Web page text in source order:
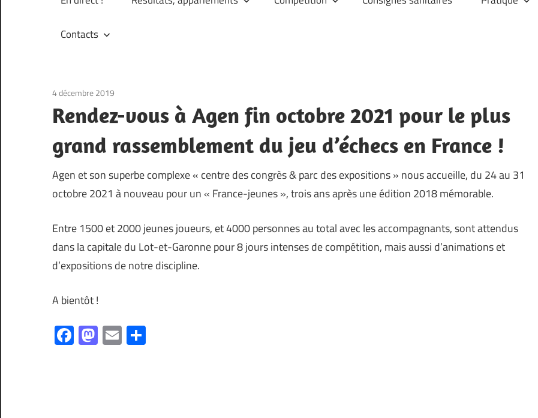
Contacts
4 décembre 2019
Rendez-vous à Agen fin octobre 2021 pour le plus
grand rassemblement du jeu d’échecs en France !
Agen et son superbe complexe « centre des congrès & parc des expositions » nous accueille, du 24 au 31
octobre 2021 à nouveau pour un « France-jeunes », trois ans après une édition 2018 mémorable.
Entre 1500 et 2000 jeunes joueurs, et 4000 personnes au total avec les accompagnants, sont attendus
dans la capitale du Lot-et-Garonne pour 8 jours intenses de compétition, mais aussi d’animations et
d’expositions de notre discipline.
A bientôt !
Facebook
Mastodon
Email